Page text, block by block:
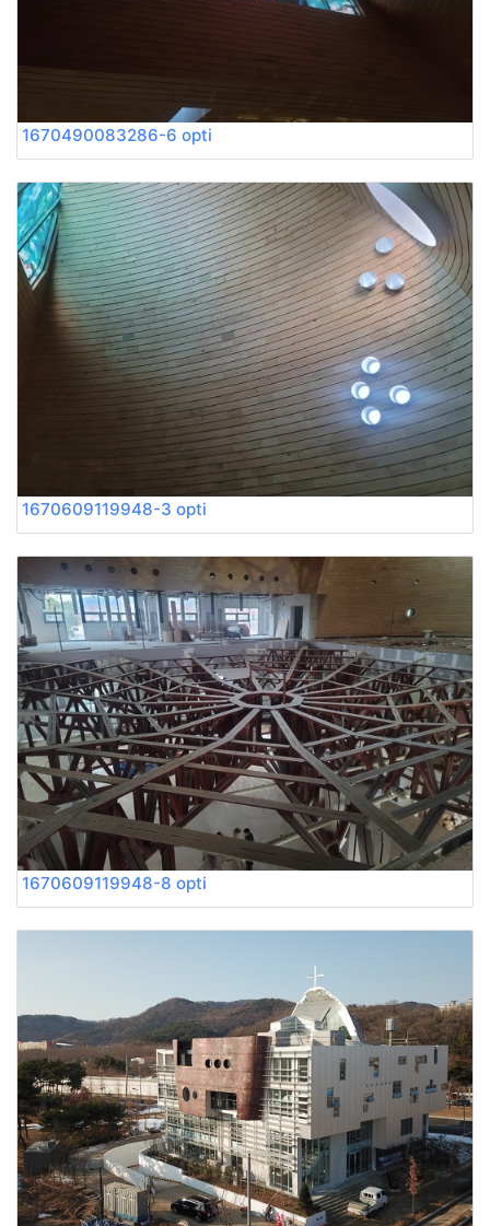
1670490083286-6 opti
1670609119948-3 opti
1670609119948-8 opti